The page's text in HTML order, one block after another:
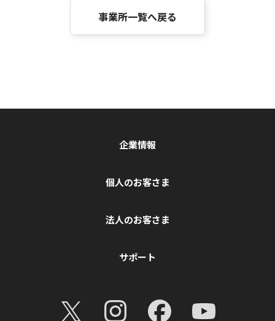
事業所一覧へ戻る
企業情報
個人のお客さま
法人のお客さま
サポート